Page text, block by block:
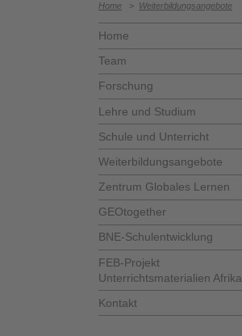
Home > Weiterbildungsangebote
Home
Team
Forschung
Lehre und Studium
Schule und Unterricht
Weiterbildungsangebote
Zentrum Globales Lernen
GEOtogether
BNE-Schulentwicklung
FEB-Projekt
Unterrichtsmaterialien Afrika
Kontakt